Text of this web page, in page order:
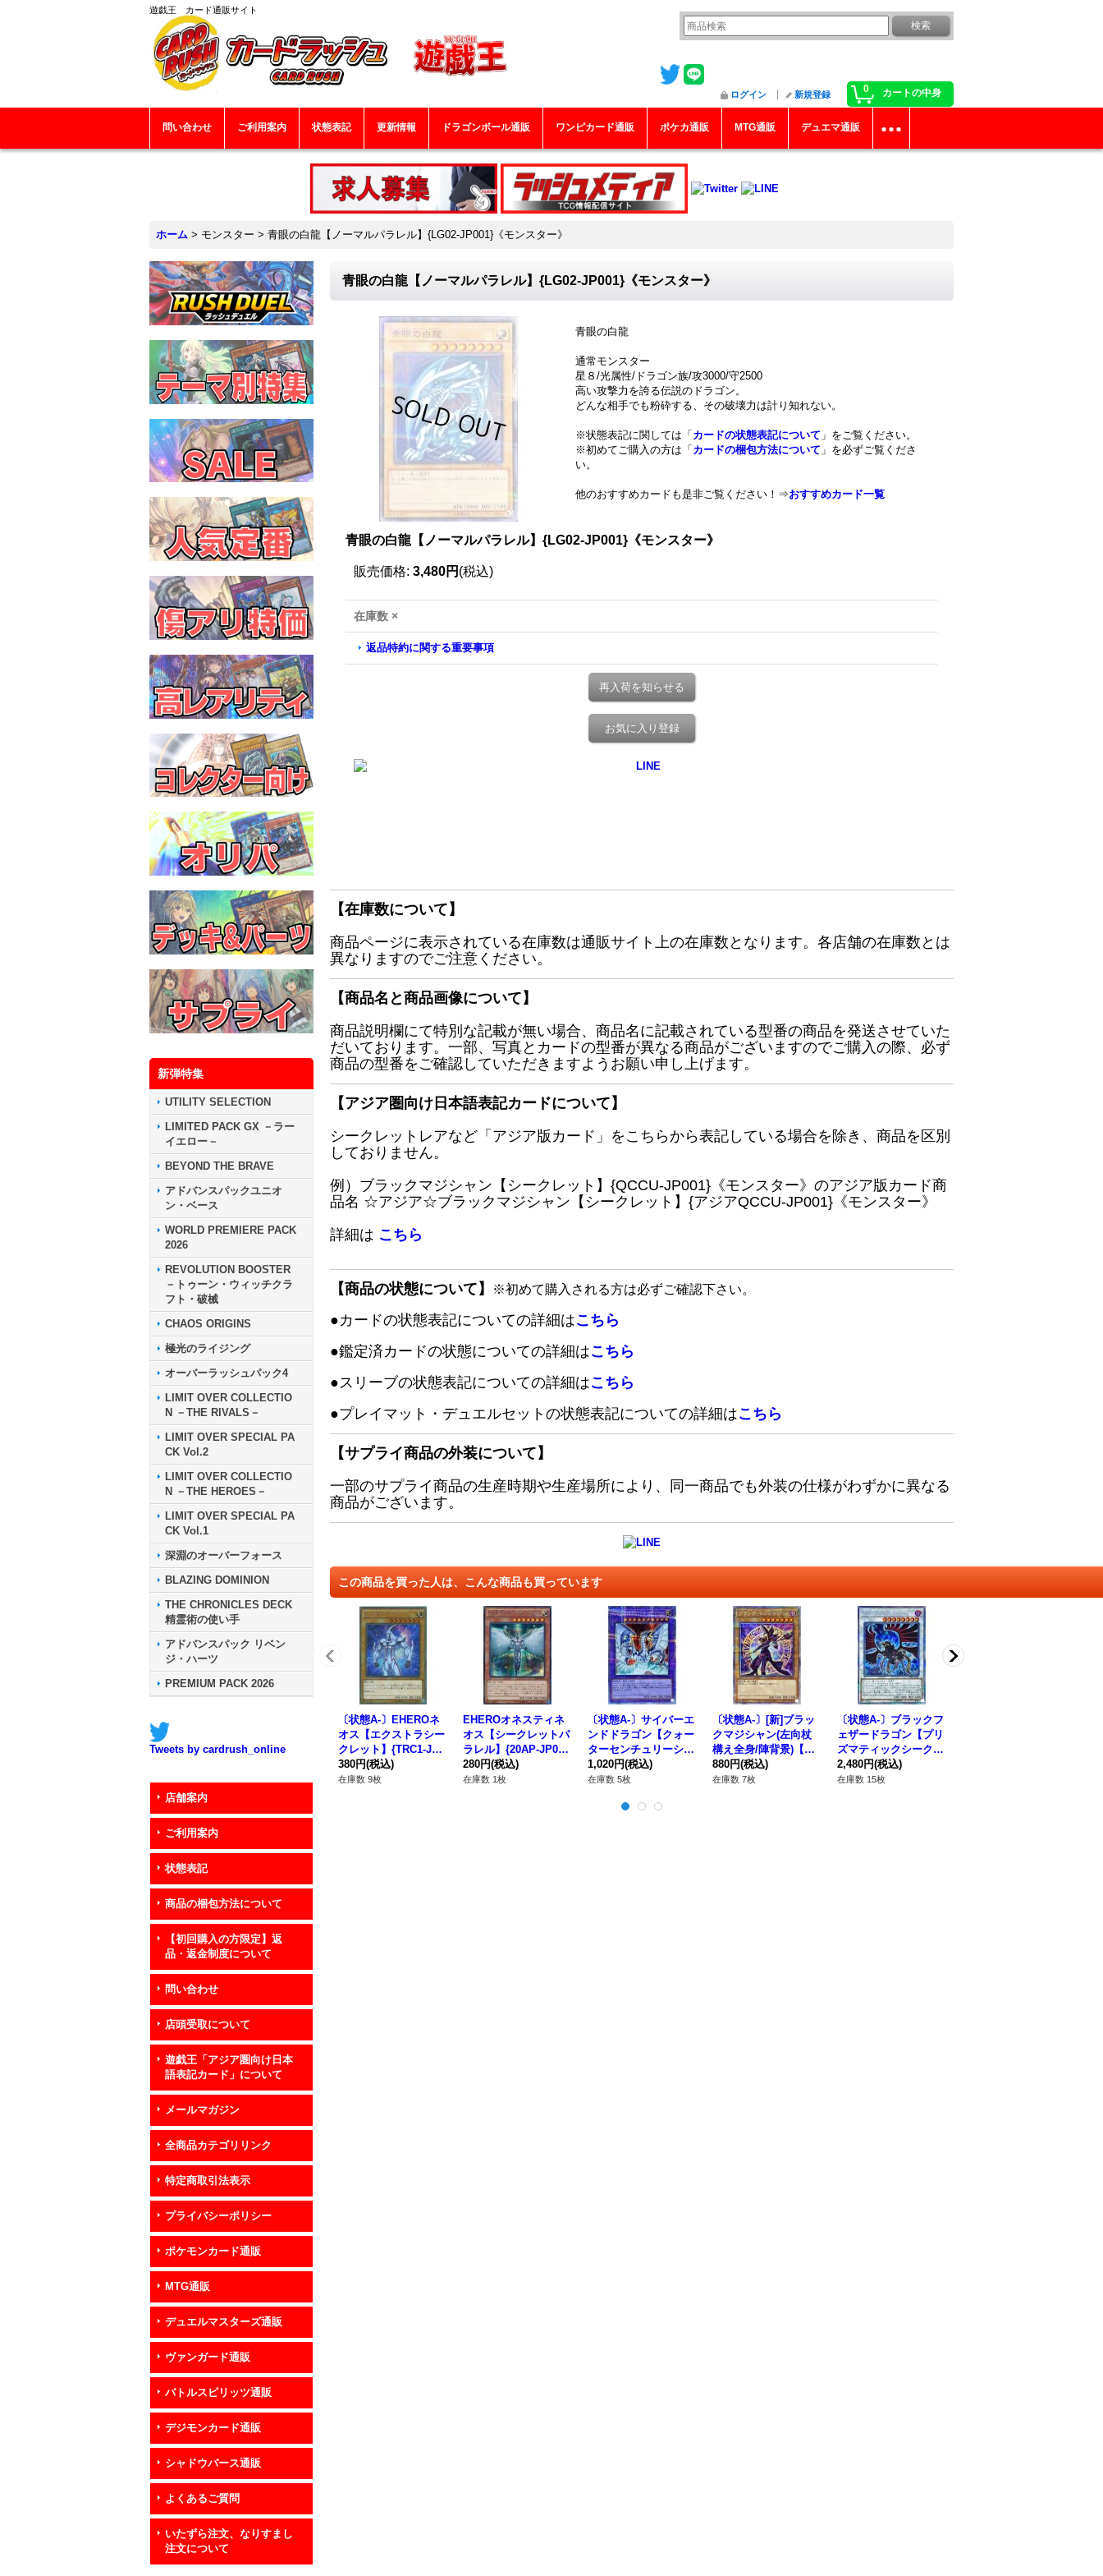
遊戯王 カード通販サイト
0 カートの中身
ログイン 新規登録
問い合わせ ご利用案内 状態表記 更新情報 ドラゴンボール通販 ワンピカード通販 ポケカ通販 MTG通販 デュエマ通販
ホーム > モンスター > 青眼の白龍【ノーマルパラレル】{LG02-JP001}《モンスター》
新弾特集
UTILITY SELECTION
LIMITED PACK GX －ラー
イエロー－
BEYOND THE BRAVE
アドバンスパックユニオ
ン・ベース
WORLD PREMIERE PACK
2026
REVOLUTION BOOSTER
－トゥーン・ウィッチクラ
フト・破械
CHAOS ORIGINS
極光のライジング
オーバーラッシュパック4
LIMIT OVER COLLECTIO
N －THE RIVALS－
LIMIT OVER SPECIAL PA
CK Vol.2
LIMIT OVER COLLECTIO
N －THE HEROES－
LIMIT OVER SPECIAL PA
CK Vol.1
深淵のオーバーフォース
BLAZING DOMINION
THE CHRONICLES DECK
精霊術の使い手
アドバンスパック リベン
ジ・ハーツ
PREMIUM PACK 2026
Tweets by cardrush_online
店舗案内
ご利用案内
状態表記
商品の梱包方法について
【初回購入の方限定】返
品・返金制度について
問い合わせ
店頭受取について
遊戯王「アジア圏向け日本
語表記カード」について
メールマガジン
全商品カテゴリリンク
特定商取引法表示
プライバシーポリシー
ポケモンカード通販
MTG通販
デュエルマスターズ通販
ヴァンガード通販
バトルスピリッツ通販
デジモンカード通販
シャドウバース通販
よくあるご質問
いたずら注文、なりすまし
注文について
青眼の白龍【ノーマルパラレル】{LG02-JP001}《モンスター》
青眼の白龍
通常モンスター
星８/光属性/ドラゴン族/攻3000/守2500
高い攻撃力を誇る伝説のドラゴン。
どんな相手でも粉砕する、その破壊力は計り知れない。
※状態表記に関しては「 カードの状態表記について 」をご覧ください。
※初めてご購入の方は「 カードの梱包方法について 」を必ずご覧くださ
い。
他のおすすめカードも是非ご覧ください！⇒おすすめカード一覧
青眼の白龍【ノーマルパラレル】{LG02-JP001}《モンスター》
販売価格: 3,480円 (税込)
在庫数 ×
返品特約に関する重要事項
再入荷を知らせる
お気に入り登録
【在庫数について】
商品ページに表示されている在庫数は通販サイト上の在庫数となります。各店舗の在庫数とは
異なりますのでご注意ください。
【商品名と商品画像について】
商品説明欄にて特別な記載が無い場合、商品名に記載されている型番の商品を発送させていた
だいております。一部、写真とカードの型番が異なる商品がございますのでご購入の際、必ず
商品の型番をご確認していただきますようお願い申し上げます。
【アジア圏向け日本語表記カードについて】
シークレットレアなど「アジア版カード」をこちらから表記している場合を除き、商品を区別
しておりません。
例）ブラックマジシャン【シークレット】{QCCU-JP001}《モンスター》のアジア版カード商
品名 ☆アジア☆ブラックマジシャン【シークレット】{アジアQCCU-JP001}《モンスター》
詳細は こちら
【商品の状態について】 ※初めて購入される方は必ずご確認下さい。
●カードの状態表記についての詳細はこちら
●鑑定済カードの状態についての詳細はこちら
●スリーブの状態表記についての詳細はこちら
●プレイマット・デュエルセットの状態表記についての詳細はこちら
【サプライ商品の外装について】
一部のサプライ商品の生産時期や生産場所により、同一商品でも外装の仕様がわずかに異なる
商品がございます。
この商品を買った人は、こんな商品も買っています
〔状態A-〕EHEROネ
オス【エクストラシー
クレット】{TRC1-JP0
03}《モンスター》
380円(税込)
在庫数 9枚
EHEROオネスティネ
オス【シークレットパ
ラレル】{20AP-JP00
5}《モンスター》
280円(税込)
在庫数 1枚
〔状態A-〕サイバーエ
ンドドラゴン【クォー
ターセンチュリーシー
クレット】{QCCP-JP
021}《融合》
1,020円(税込)
在庫数 5枚
〔状態A-〕[新]ブラッ
クマジシャン(左向杖
構え全身/陣背景)【プ
リズマティックシーク
レット】{PAC1-JP00
880円(税込)
在庫数 7枚
〔状態A-〕ブラックフ
ェザードラゴン【プリ
ズマティックシークレ
ット】{DABL-JPS01}
《シンクロ》
2,480円(税込)
在庫数 15枚